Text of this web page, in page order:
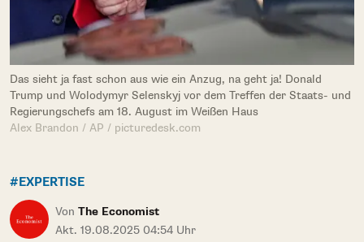
Das sieht ja fast schon aus wie ein Anzug, na geht ja! Donald
Trump und Wolodymyr Selenskyj vor dem Treffen der Staats- und
Regierungschefs am 18. August im Weißen Haus
Alex Brandon / AP / picturedesk.com
#EXPERTISE
Von The Economist
Akt. 19.08.2025 04:54 Uhr